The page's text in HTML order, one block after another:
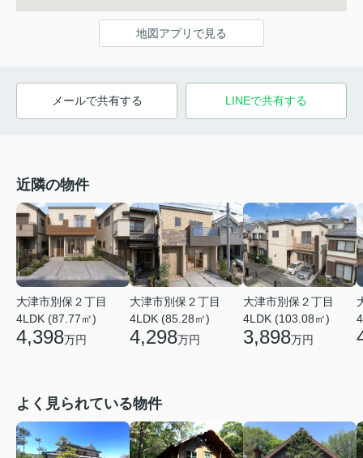
地図アプリで見る
メールで共有する LINEで共有する
近隣の物件
大津市別保２丁目
4LDK (87.77㎡)
4,398万円
大津市別保２丁目
4LDK (85.28㎡)
4,298万円
大津市別保２丁目
4LDK (103.08㎡)
3,898万円
よく見られている物件